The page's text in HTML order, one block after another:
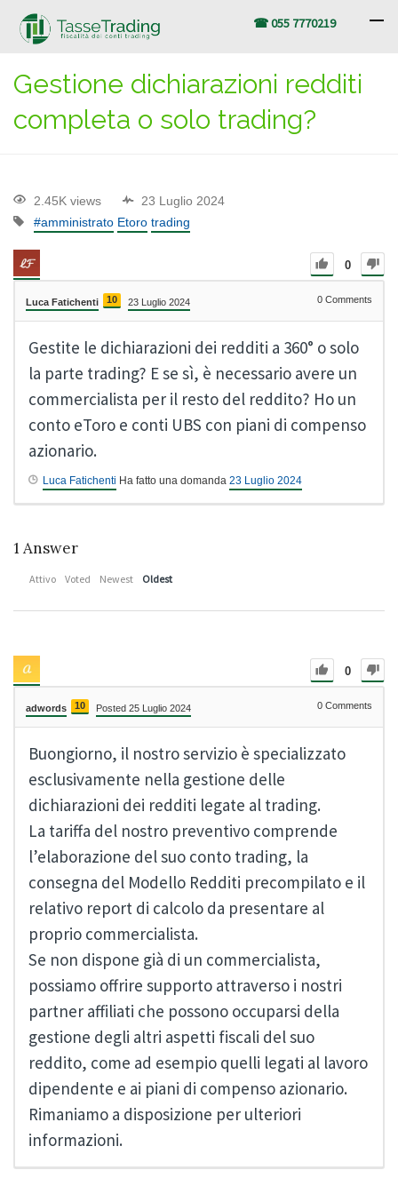
☎ 055 7770219
Gestione dichiarazioni redditi
completa o solo trading?
2.45K views
23 Luglio 2024
#amministrato Etoro trading
0
Luca Fatichenti 10 23 Luglio 2024 0 Comments
Gestite le dichiarazioni dei redditi a 360° o solo
la parte trading? E se sì, è necessario avere un
commercialista per il resto del reddito? Ho un
conto eToro e conti UBS con piani di compenso
azionario.
Luca Fatichenti Ha fatto una domanda 23 Luglio 2024
1 Answer
Attivo Voted Newest Oldest
0
adwords 10 Posted 25 Luglio 2024 0 Comments
Buongiorno, il nostro servizio è specializzato
esclusivamente nella gestione delle
dichiarazioni dei redditi legate al trading.
La tariffa del nostro preventivo comprende
l’elaborazione del suo conto trading, la
consegna del Modello Redditi precompilato e il
relativo report di calcolo da presentare al
proprio commercialista.
Se non dispone già di un commercialista,
possiamo offrire supporto attraverso i nostri
partner affiliati che possono occuparsi della
gestione degli altri aspetti fiscali del suo
reddito, come ad esempio quelli legati al lavoro
dipendente e ai piani di compenso azionario.
Rimaniamo a disposizione per ulteriori
informazioni.